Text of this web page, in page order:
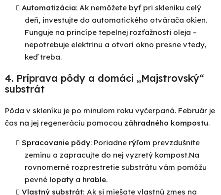
Automatizácia: Ak nemôžete byť pri skleníku celý
deň, investujte do automatického otvárača okien.
Funguje na princípe tepelnej rozťažnosti oleja –
nepotrebuje elektrinu a otvorí okno presne vtedy,
keď treba.
4. Príprava pôdy a domáci „Majstrovský“
substrát
Pôda v skleníku je po minulom roku vyčerpaná. Február je
čas na jej regeneráciu pomocou záhradného kompostu.
Spracovanie pôdy: Poriadne rýľom prevzdušnite
zeminu a zapracujte do nej vyzretý kompost.Na
rovnomerné rozprestretie substrátu vám pomôžu
pevné lopaty a hrable.
Vlastný substrát: Ak si miešate vlastnú zmes na